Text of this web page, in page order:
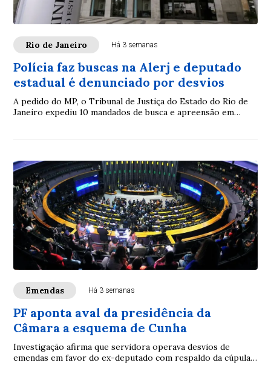
Rio de Janeiro Há 3 semanas
Polícia faz buscas na Alerj e deputado
estadual é denunciado por desvios
A pedido do MP, o Tribunal de Justiça do Estado do Rio de
Janeiro expediu 10 mandados de busca e apreensão em
Emendas Há 3 semanas
PF aponta aval da presidência da
Câmara a esquema de Cunha
Investigação afirma que servidora operava desvios de
emendas em favor do ex-deputado com respaldo da cúpula